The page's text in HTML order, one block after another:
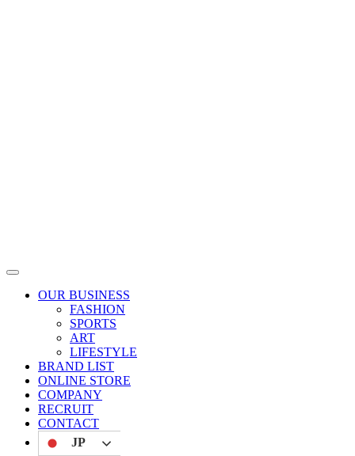
OUR BUSINESS
FASHION
SPORTS
ART
LIFESTYLE
BRAND LIST
ONLINE STORE
COMPANY
RECRUIT
CONTACT
JP